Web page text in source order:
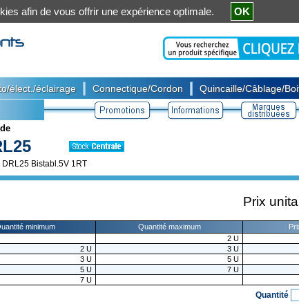
élect./éclairage Connectique/Cordon Quincaille/Câblage/
DRL25 Bistabl.5V 1RT
Prix
minimum Quantité maximum
2 U
2 U 3 U
3 U 5 U
5 U 7 U
7 U
Quantité
afin de vous offrir une expérience optimale. OK